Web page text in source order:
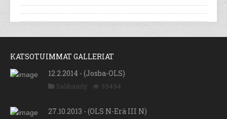
KATSOTUIMMAT GALLERIAT
12.2.2014 - (Josba-OLS)
Salibandy 59494
27.10.2013 - (OLS N-Erä III N)